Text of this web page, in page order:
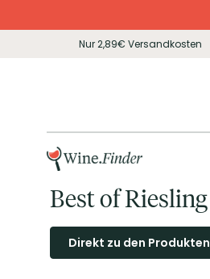
Nur 2,89€ Versandkosten
Best of Riesling
Direkt zu den Produkten